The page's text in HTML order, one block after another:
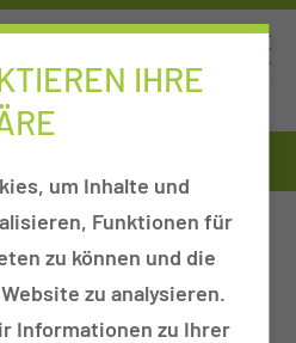
IM
IHRE
um Inhalte und
Funktionen für
zu können und die
zu analysieren.
Informationen zu Ihrer